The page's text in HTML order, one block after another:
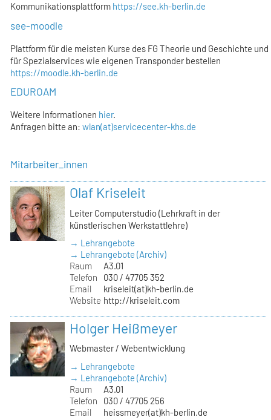
Kommunikationsplattform https://see.kh-berlin.de
see-moodle
Plattform für die meisten Kurse des FG Theorie und Geschichte und
für Spezialservices wie eigenen Transponder bestellen
https://moodle.kh-berlin.de
EDUROAM
Weitere Informationen hier.
Anfragen bitte an:wlan(at)servicecenter-khs.de
Mitarbeiter_innen
Olaf Kriseleit
Leiter Computerstudio (Lehrkraft in der
künstlerischen Werkstattlehre)
→ Lehrangebote
→ Lehrangebote (Archiv)
Raum
A3.01
Telefon
030 / 47705 352
Email
kriseleit(at)kh-berlin.de
Website http://kriseleit.com
Holger Heißmeyer
Webmaster / Webentwicklung
→ Lehrangebote
→ Lehrangebote (Archiv)
Raum
A3.01
Telefon
030 / 47705 256
Email
heissmeyer(at)kh-berlin.de